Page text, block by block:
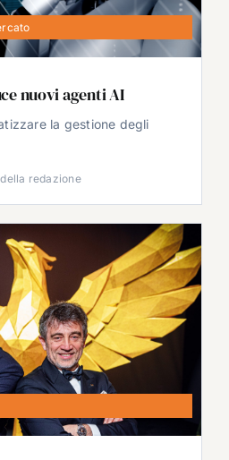
nuovi agenti AI
la gestione degli
redazione